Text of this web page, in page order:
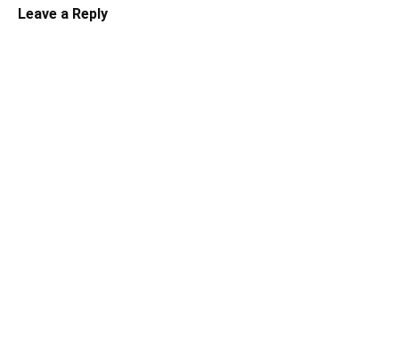
Leave a Reply